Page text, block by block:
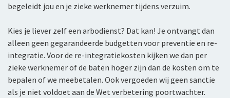
begeleidt jou en je zieke werknemer tijdens verzuim.
Kies je liever zelf een arbodienst? Dat kan! Je ontvangt dan
alleen geen gegarandeerde budgetten voor preventie en re-
integratie. Voor de re-integratiekosten kijken we dan per
zieke werknemer of de baten hoger zijn dan de kosten om te
bepalen of we meebetalen. Ook vergoeden wij geen sanctie
als je niet voldoet aan de Wet verbetering poortwachter.